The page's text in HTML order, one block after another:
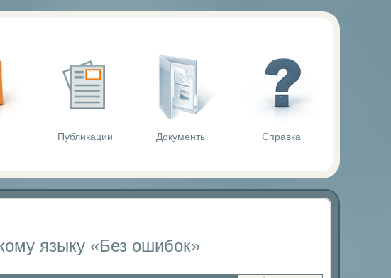
Публикации Документы Справка
языку «Без ошибок»